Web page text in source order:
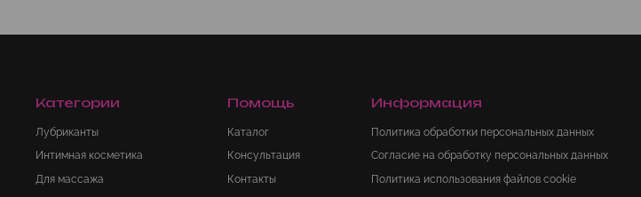
Категории
Лубриканты
Интимная косметика
Для массажа
Помощь
Каталог
Консультация
Контакты
Информация
Политика обработки персональных данных
Согласие на обработку персональных данных
Политика использования файлов cookie